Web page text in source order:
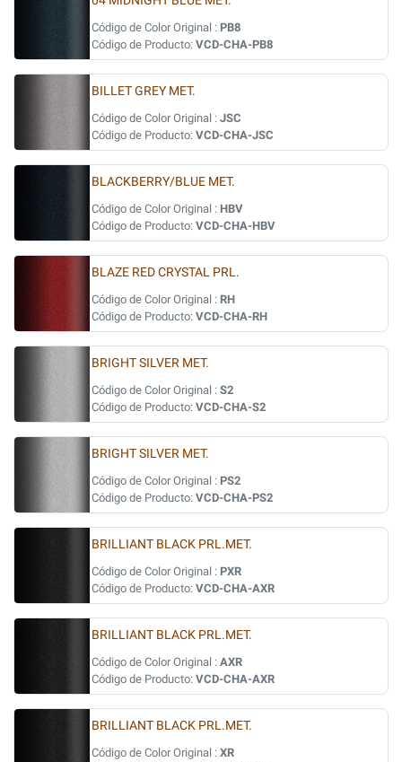
Código de Color Original : PB8
Código de Producto: VCD-CHA-PB8
BILLET GREY MET.
Código de Color Original : JSC
Código de Producto: VCD-CHA-JSC
BLACKBERRY/BLUE MET.
Código de Color Original : HBV
Código de Producto: VCD-CHA-HBV
BLAZE RED CRYSTAL PRL.
Código de Color Original : RH
Código de Producto: VCD-CHA-RH
BRIGHT SILVER MET.
Código de Color Original : S2
Código de Producto: VCD-CHA-S2
BRIGHT SILVER MET.
Código de Color Original : PS2
Código de Producto: VCD-CHA-PS2
BRILLIANT BLACK PRL.MET.
Código de Color Original : PXR
Código de Producto: VCD-CHA-AXR
BRILLIANT BLACK PRL.MET.
Código de Color Original : AXR
Código de Producto: VCD-CHA-AXR
BRILLIANT BLACK PRL.MET.
Código de Color Original : XR